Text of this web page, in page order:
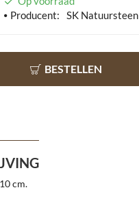
Producent:
SK Natuursteen
BESTELLEN
cm.